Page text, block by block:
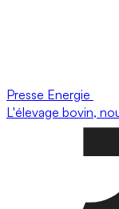
Presse Energie
L'élevage bovin,